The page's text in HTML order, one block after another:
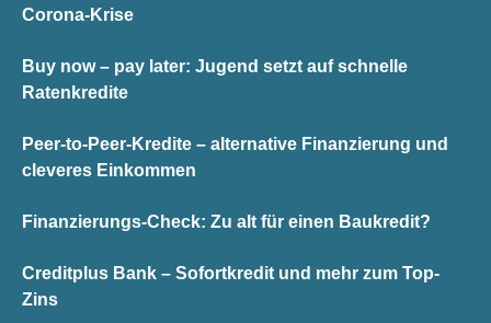
Corona-Krise
Buy now – pay later: Jugend setzt auf schnelle
Ratenkredite
Peer-to-Peer-Kredite – alternative Finanzierung und
cleveres Einkommen
Finanzierungs-Check: Zu alt für einen Baukredit?
Creditplus Bank – Sofortkredit und mehr zum Top-
Zins